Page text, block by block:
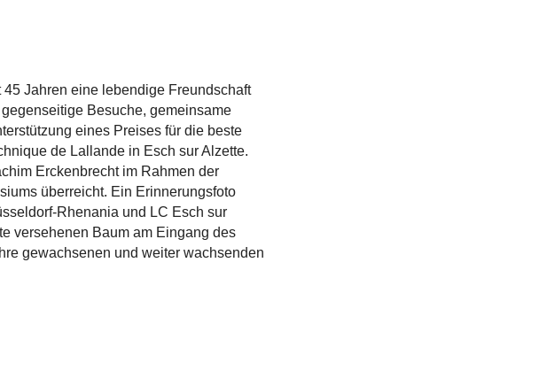
Jahren eine lebendige Freundschaft
Besuche, gemeinsame
eines Preises für die beste
de Lallande in Esch sur Alzette.
Erckenbrecht im Rahmen der
überreicht. Ein Erinnerungsfoto
Rhenania und LC Esch sur
versehenen Baum am Eingang des
gewachsenen und weiter wachsenden